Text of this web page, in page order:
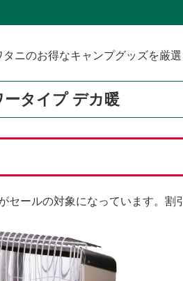
ニのお得なキャンプグッズを厳選
タイプ デカ暖
ールの対象になっています。割